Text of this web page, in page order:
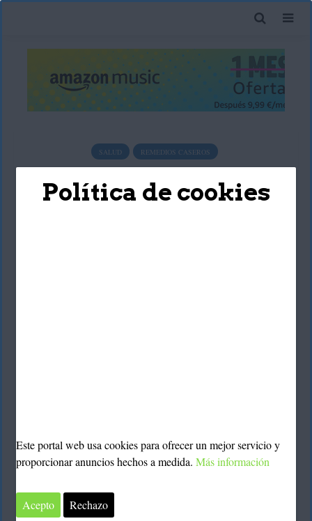
SALUD REMEDIOS CASEROS
5 alimentos para pasar la
resaca
¿Has bebido más alcohol de la cuenta y ahora sientes un
intenso malestar? En ese caso será esencial que incluyas
Esto no es más que un malestar generalizado provocado
Política de cookies
Este portal web usa cookies para ofrecer un mejor servicio y
proporcionar anuncios hechos a medida. Más información
Acepto Rechazo